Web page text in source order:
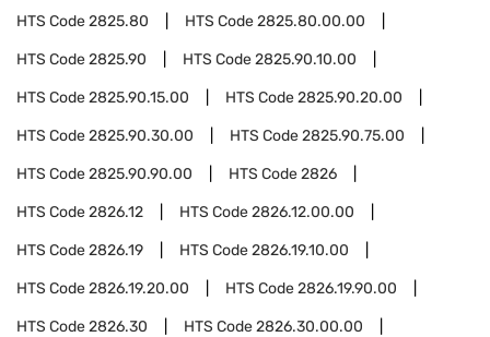
HTS Code2825.80 HTS Code2825.80.00.00
HTS Code2825.90 HTS Code2825.90.10.00
HTS Code2825.90.15.00 HTS Code2825.90.20.00
HTS Code2825.90.30.00 HTS Code2825.90.75.00
HTS Code2825.90.90.00 HTS Code2826
HTS Code2826.12 HTS Code2826.12.00.00
HTS Code2826.19 HTS Code2826.19.10.00
HTS Code2826.19.20.00 HTS Code2826.19.90.00
HTS Code2826.30 HTS Code2826.30.00.00